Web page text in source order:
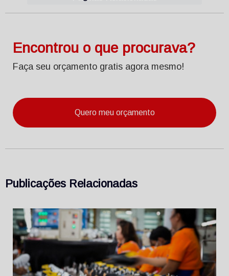
Encontrou o que procurava?
Faça seu orçamento gratis agora mesmo!
Quero meu orçamento
Publicações Relacionadas